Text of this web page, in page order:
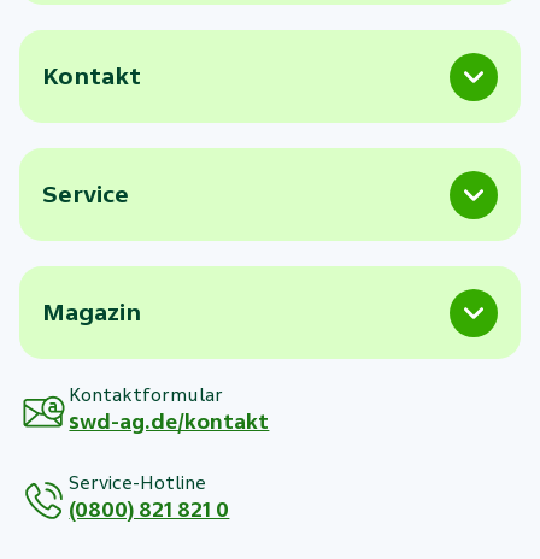
Kontakt
Service
Magazin
Kontaktformular
swd-ag.de/kontakt
Service-Hotline
(0800) 821 821 0